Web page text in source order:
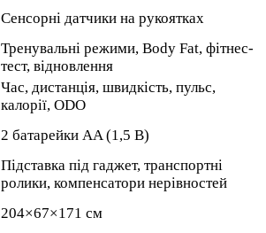
Сенсорні датчики на рукоятках
Тренувальні режими, Body Fat, фітнес-
тест, відновлення
Час, дистанція, швидкість, пульс,
калорії, ODO
2 батарейки AA (1,5 В)
Підставка під гаджет, транспортні
ролики, компенсатори нерівностей
204×67×171 см